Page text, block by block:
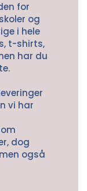
for
og
i hele
t-shirts,
har du
vi har
dog
også